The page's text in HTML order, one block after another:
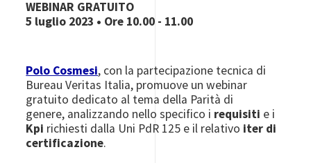
WEBINAR GRATUITO
5 luglio 2023 • Ore 10.00 - 11.00
Polo Cosmesi, con la partecipazione tecnica di
Bureau Veritas Italia, promuove un webinar
gratuito dedicato al tema della Parità di
genere, analizzando nello specifico i requisiti e i
Kpi richiesti dalla Uni PdR 125 e il relativo iter di
certificazione.